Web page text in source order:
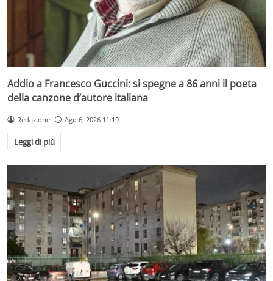
Addio a Francesco Guccini: si spegne a 86 anni il poeta
della canzone d’autore italiana
Redazione Ago 6, 2026 11:19
Leggi di più